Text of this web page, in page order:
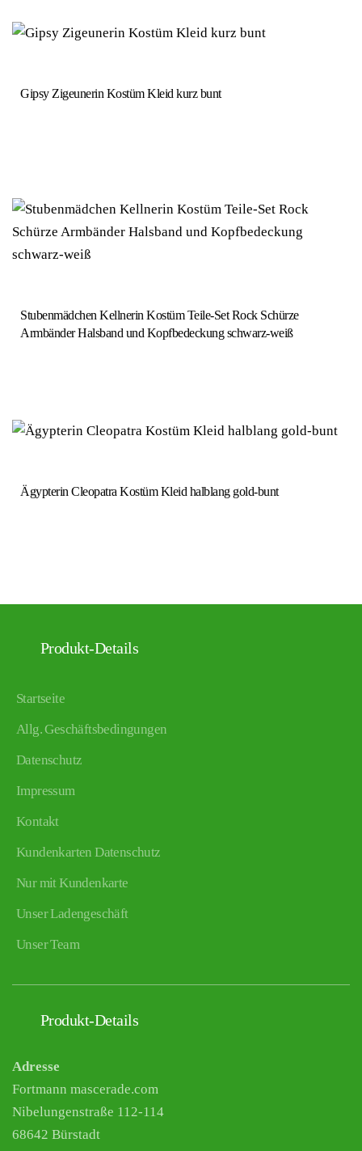
Gipsy Zigeunerin Kostüm Kleid kurz bunt
Stubenmädchen Kellnerin Kostüm Teile-Set Rock Schürze
Armbänder Halsband und Kopfbedeckung schwarz-weiß
Ägypterin Cleopatra Kostüm Kleid halblang gold-bunt
Produkt-Details
Startseite
Allg. Geschäftsbedingungen
Datenschutz
Impressum
Kontakt
Kundenkarten Datenschutz
Nur mit Kundenkarte
Unser Ladengeschäft
Unser Team
Produkt-Details
Adresse
Fortmann mascerade.com
Nibelungenstraße 112-114
68642 Bürstadt